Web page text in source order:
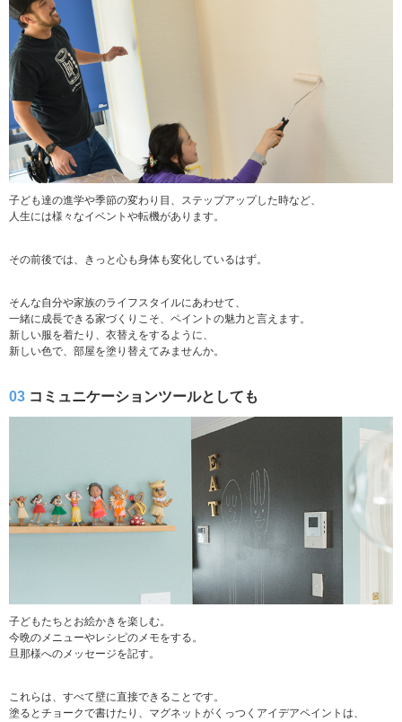
子ども達の進学や季節の変わり目、ステップアップした時など、
人生には様々なイベントや転機があります。
その前後では、きっと心も身体も変化しているはず。
そんな自分や家族のライフスタイルにあわせて、
一緒に成長できる家づくりこそ、ペイントの魅力と言えます。
新しい服を着たり、衣替えをするように、
新しい色で、部屋を塗り替えてみませんか。
03 コミュニケーションツールとしても
子どもたちとお絵かきを楽しむ。
今晩のメニューやレシピのメモをする。
旦那様へのメッセージを記す。
これらは、すべて壁に直接できることです。
塗るとチョークで書けたり、マグネットがくっつくアイデアペイントは、